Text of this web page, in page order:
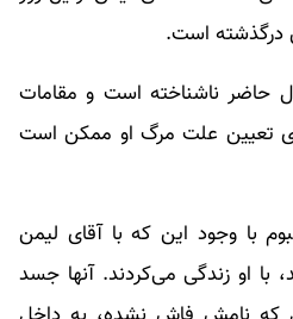
حاضر ناشناخته است و مقامات
تعیین علت مرگ او ممکن است
با وجود این که با آقای لیمن
با او زندگی می‌کردند. آنها جسد